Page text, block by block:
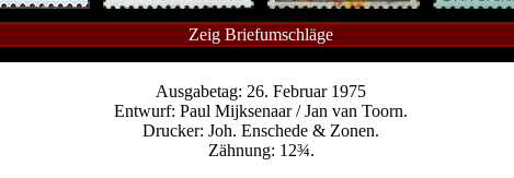
Zeig Briefumschläge
Ausgabetag: 26. Februar 1975
Entwurf: Paul Mijksenaar / Jan van Toorn.
Drucker: Joh. Enschede & Zonen.
Zähnung: 12¾.